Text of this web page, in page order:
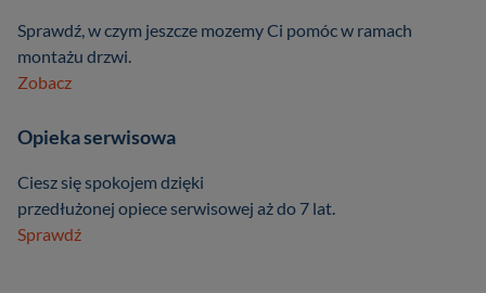
Sprawdź, w czym jeszcze mozemy Ci pomóc w ramach
montażu drzwi.
Zobacz
Opieka serwisowa
Ciesz się spokojem dzięki
przedłużonej opiece serwisowej aż do 7 lat.
Sprawdź